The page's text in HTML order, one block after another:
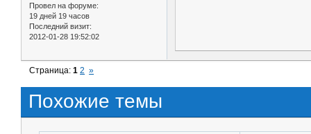
Провел на форуме:
19 дней 19 часов
Последний визит:
2012-01-28 19:52:02
Страница:1 2 »
Похожие темы